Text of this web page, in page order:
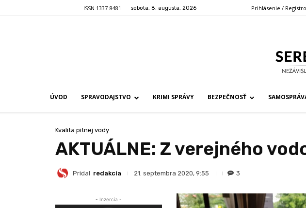
ISSN 1337-8481 sobota, 8. augusta, 2026 Prihlásenie /
ÚVOD SPRAVODAJSTVO KRIMI SPRÁVY BEZPEČNOSŤ
Kvalita pitnej vody
AKTUÁLNE: Z verejného
Pridal redakcia 21. septembra 2020, 9:55 3
- Inzercia -